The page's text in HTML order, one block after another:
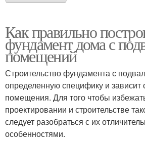
Как правильно
фундамент дома с
помещений
Строительство фундамента с
определенную специфику и зависит
помещения. Для того чтобы
проектировании и строительстве
следует разобраться с их
особенностями.